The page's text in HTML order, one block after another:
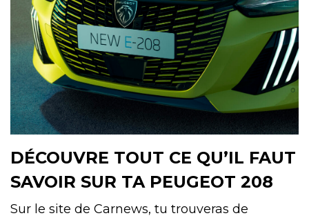
DÉCOUVRE TOUT CE QU’IL FAUT
SAVOIR SUR TA PEUGEOT 208
Sur le site de Carnews, tu trouveras de